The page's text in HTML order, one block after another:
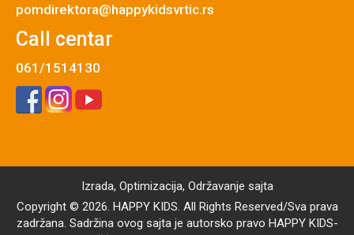
pomdirektora@happykidsvrtic.rs
Call centar
061/1514130
Izrada, Optimizacija, Održavanje sajta
Copyright © 2026. HAPPY KIDS. All Rights Reserved/Sva prava
zadržana. Sadržina ovog sajta je autorsko pravo HAPPY KIDS-